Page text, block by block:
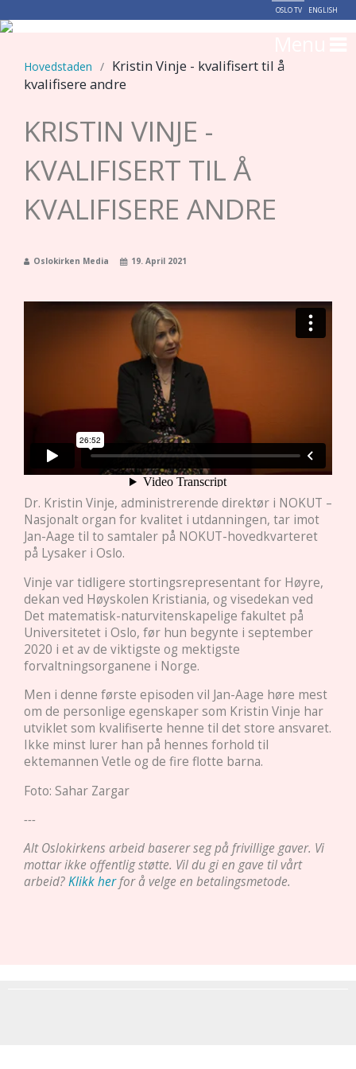
OSLO TV ENGLISH
Hovedstaden / Kristin Vinje - kvalifisert til å
kvalifisere andre
KRISTIN VINJE -
KVALIFISERT TIL Å
KVALIFISERE ANDRE
Oslokirken Media 19. April 2021
Dr. Kristin Vinje, administrerende direktør i NOKUT –
Nasjonalt organ for kvalitet i utdanningen, tar imot
Jan-Aage til to samtaler på NOKUT-hovedkvarteret
på Lysaker i Oslo.
Vinje var tidligere stortingsrepresentant for Høyre,
dekan ved Høyskolen Kristiania, og visedekan ved
Det matematisk-naturvitenskapelige fakultet på
Universitetet i Oslo, før hun begynte i september
2020 i et av de viktigste og mektigste
forvaltningsorganene i Norge.
Men i denne første episoden vil Jan-Aage høre mest
om de personlige egenskaper som Kristin Vinje har
utviklet som kvalifiserte henne til det store ansvaret.
Ikke minst lurer han på hennes forhold til
ektemannen Vetle og de fire flotte barna.
Foto: Sahar Zargar
---
Alt Oslokirkens arbeid baserer seg på frivillige gaver. Vi
mottar ikke offentlig støtte. Vil du gi en gave til vårt
arbeid?Klikk herfor å velge en betalingsmetode.